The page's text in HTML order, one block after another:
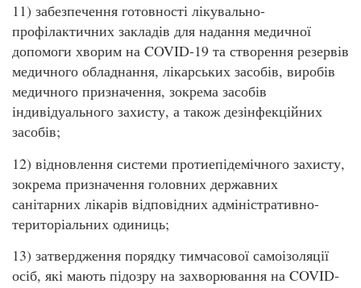
11) забезпечення готовності лікувально-
профілактичних закладів для надання медичної
допомоги хворим на COVID-19 та створення резервів
медичного обладнання, лікарських засобів, виробів
медичного призначення, зокрема засобів
індивідуального захисту, а також дезінфекційних
засобів;
12) відновлення системи протиепідемічного захисту,
зокрема призначення головних державних
санітарних лікарів відповідних адміністративно-
територіальних одиниць;
13) затвердження порядку тимчасової самоізоляції
осіб, які мають підозру на захворювання на COVID-